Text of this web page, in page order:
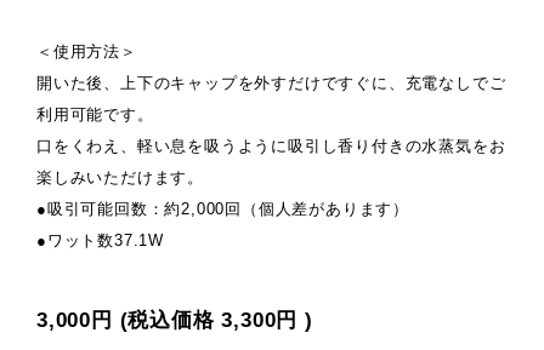
＜使用方法＞
開いた後、上下のキャップを外すだけですぐに、充電なしでご
利用可能です。
口をくわえ、軽い息を吸うように吸引し香り付きの水蒸気をお
楽しみいただけます。
●吸引可能回数：約2,000回（個人差があります）
●ワット数37.1W
3,000円 (税込価格3,300円 )